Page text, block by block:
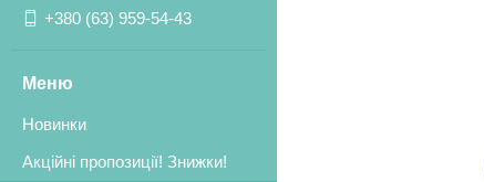
+380 (63) 959-54-43
Новинки
Акційні пропозиції! Знижки!